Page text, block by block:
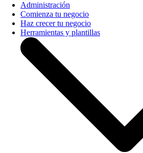
Administración
Comienza tu negocio
Haz crecer tu negocio
Herramientas y plantillas